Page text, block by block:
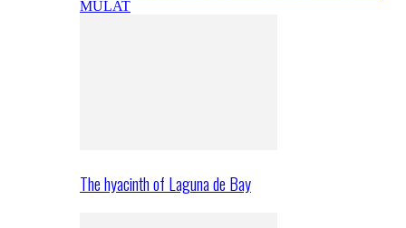
MULAT
The hyacinth of Laguna de Bay